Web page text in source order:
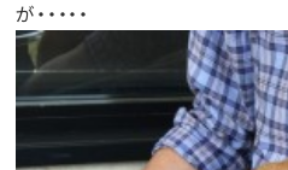
が・・・・・